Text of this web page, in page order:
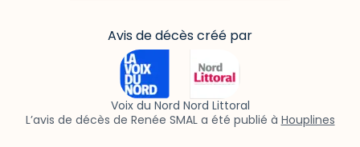
Avis de décès créé par
Voix du Nord Nord Littoral
L’avis de décès de Renée SMAL a été publié à Houplines